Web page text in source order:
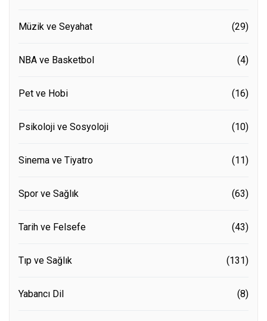
Müzik ve Seyahat (29)
NBA ve Basketbol (4)
Pet ve Hobi (16)
Psikoloji ve Sosyoloji (10)
Sinema ve Tiyatro (11)
Spor ve Sağlık (63)
Tarih ve Felsefe (43)
Tıp ve Sağlık (131)
Yabancı Dil (8)